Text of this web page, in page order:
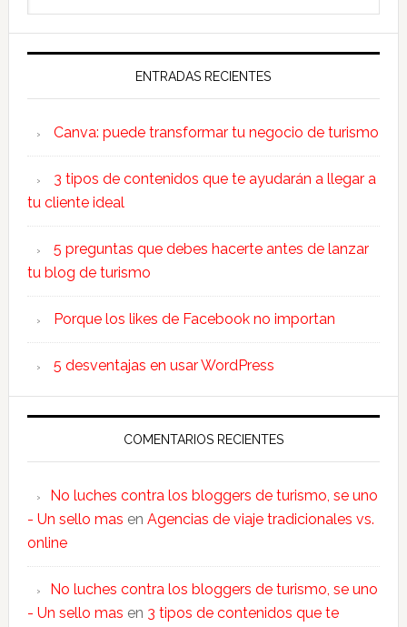
primaria
ENTRADAS RECIENTES
Canva: puede transformar tu negocio de turismo
3 tipos de contenidos que te ayudarán a llegar a
tu cliente ideal
5 preguntas que debes hacerte antes de lanzar
tu blog de turismo
Porque los likes de Facebook no importan
5 desventajas en usar WordPress
COMENTARIOS RECIENTES
No luches contra los bloggers de turismo, se uno
- Un sello mas en Agencias de viaje tradicionales vs.
online
No luches contra los bloggers de turismo, se uno
- Un sello mas en 3 tipos de contenidos que te